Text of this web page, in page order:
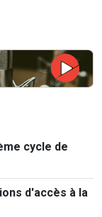
cycle de
d'accès à la